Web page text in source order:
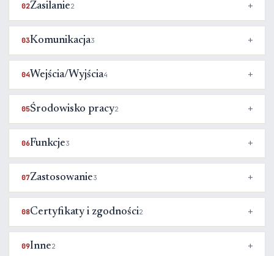
02Zasilanie2
03Komunikacja3
04Wejścia/Wyjścia4
05Środowisko pracy2
06Funkcje3
07Zastosowanie3
08Certyfikaty i zgodności2
09Inne2